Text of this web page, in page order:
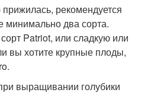
рекомендуется
минимально два сорта.
Patriot, или сладкую или
вы хотите крупные плоды,
выращивании голубики